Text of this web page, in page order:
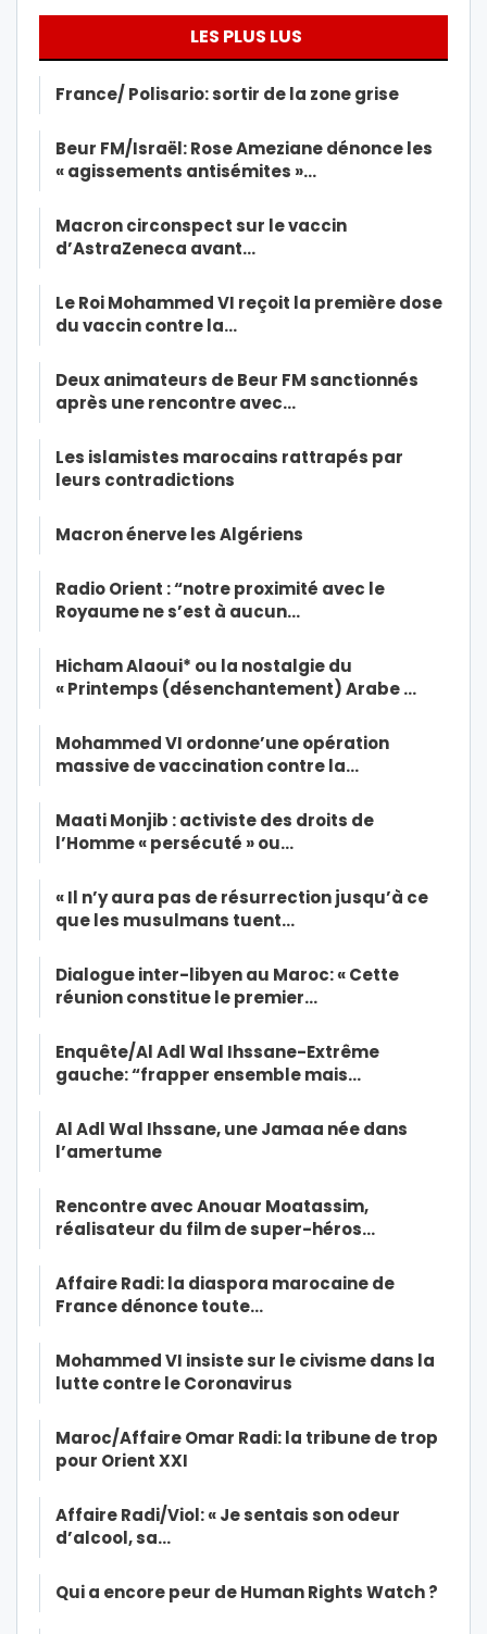
LES PLUS LUS
France/ Polisario: sortir de la zone grise
Beur FM/Israël: Rose Ameziane dénonce les
« agissements antisémites »…
Macron circonspect sur le vaccin
d’AstraZeneca avant…
Le Roi Mohammed VI reçoit la première dose
du vaccin contre la…
Deux animateurs de Beur FM sanctionnés
après une rencontre avec…
Les islamistes marocains rattrapés par
leurs contradictions
Macron énerve les Algériens
Radio Orient : “notre proximité avec le
Royaume ne s’est à aucun…
Hicham Alaoui* ou la nostalgie du
« Printemps (désenchantement) Arabe …
Mohammed VI ordonne’une opération
massive de vaccination contre la…
Maati Monjib : activiste des droits de
l’Homme « persécuté » ou…
« Il n’y aura pas de résurrection jusqu’à ce
que les musulmans tuent…
Dialogue inter-libyen au Maroc: « Cette
réunion constitue le premier…
Enquête/Al Adl Wal Ihssane-Extrême
gauche: “frapper ensemble mais…
Al Adl Wal Ihssane, une Jamaa née dans
l’amertume
Rencontre avec Anouar Moatassim,
réalisateur du film de super-héros…
Affaire Radi: la diaspora marocaine de
France dénonce toute…
Mohammed VI insiste sur le civisme dans la
lutte contre le Coronavirus
Maroc/Affaire Omar Radi: la tribune de trop
pour Orient XXI
Affaire Radi/Viol: « Je sentais son odeur
d’alcool, sa…
Qui a encore peur de Human Rights Watch ?